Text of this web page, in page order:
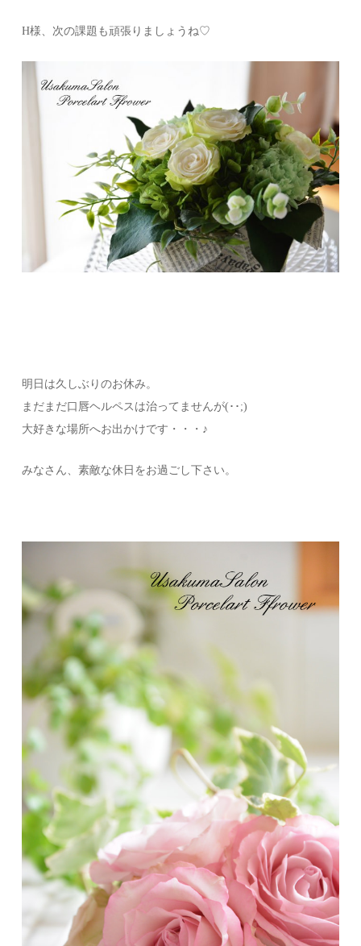
H様、次の課題も頑張りましょうね♡
明日は久しぶりのお休み。
まだまだ口唇ヘルペスは治ってませんが(･･;)
大好きな場所へお出かけです・・・♪
みなさん、素敵な休日をお過ごし下さい。